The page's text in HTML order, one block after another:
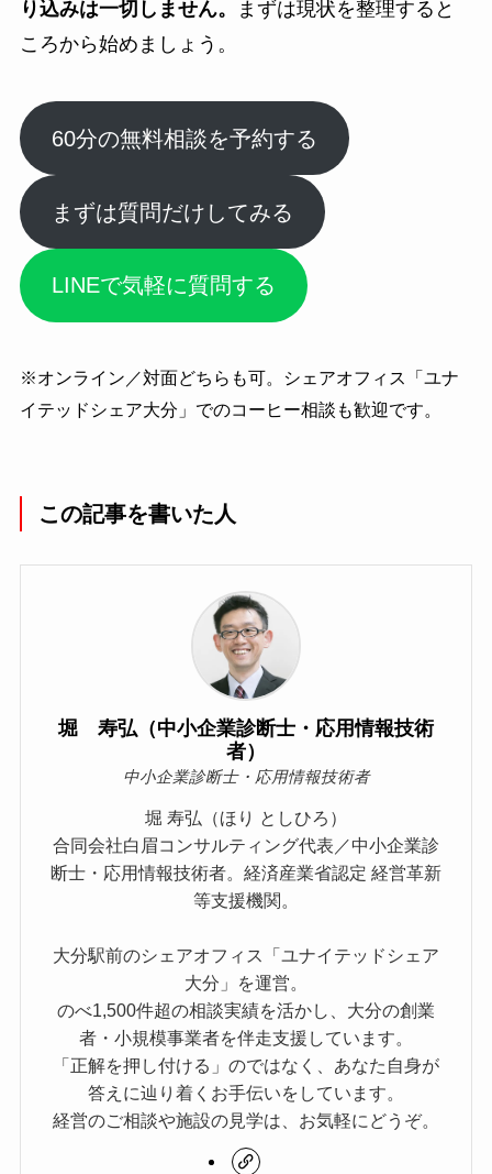
り込みは一切しません。
まずは現状を整理すると
ころから始めましょう。
60分の無料相談を予約する
まずは質問だけしてみる
LINEで気軽に質問する
※オンライン／対面どちらも可。シェアオフィス「ユナ
イテッドシェア大分」でのコーヒー相談も歓迎です。
この記事を書いた人
堀 寿弘（中小企業診断士・応用情報技術
者）
中小企業診断士・応用情報技術者
堀 寿弘（ほり としひろ）
合同会社白眉コンサルティング代表／中小企業診
断士・応用情報技術者。経済産業省認定 経営革新
等支援機関。
大分駅前のシェアオフィス「ユナイテッドシェア
大分」を運営。
のべ1,500件超の相談実績を活かし、大分の創業
者・小規模事業者を伴走支援しています。
「正解を押し付ける」のではなく、あなた自身が
答えに辿り着くお手伝いをしています。
経営のご相談や施設の見学は、お気軽にどうぞ。